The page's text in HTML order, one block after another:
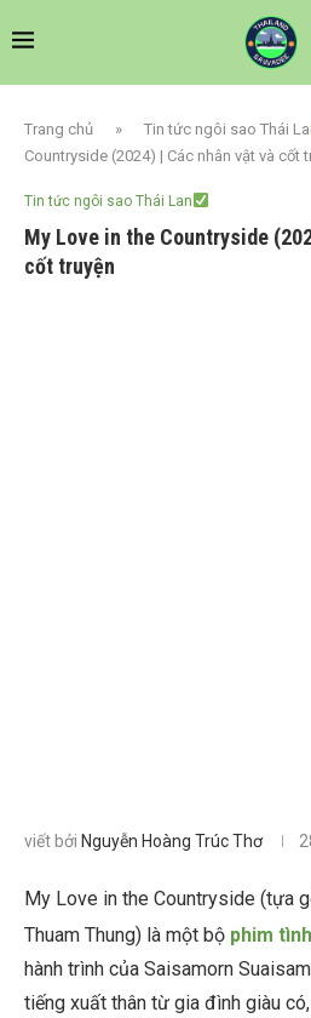
Trang chủ » Tin tức ngôi sao Thái
Countryside (2024) | Các nhân vật và cốt
Tin tức ngôi sao Thái Lan
My Love in the Countryside
cốt truyện
viết bởi Nguyễn Hoàng Trúc Thơ
My Love in the Countryside (tựa
Thuam Thung) là một bộ phim
hành trình của Saisamorn
tiếng xuất thân từ gia đình giàu